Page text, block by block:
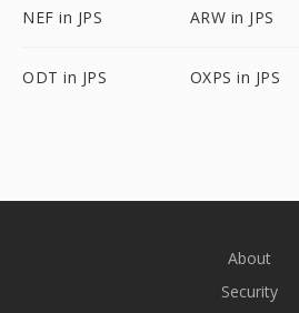
NEF in JPS ARW in JPS
ODT in JPS OXPS in JPS
About
Security